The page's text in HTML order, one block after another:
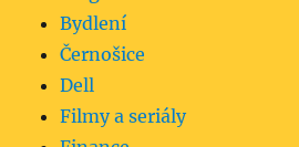
Bydlení
Černošice
Dell
Filmy a seriály